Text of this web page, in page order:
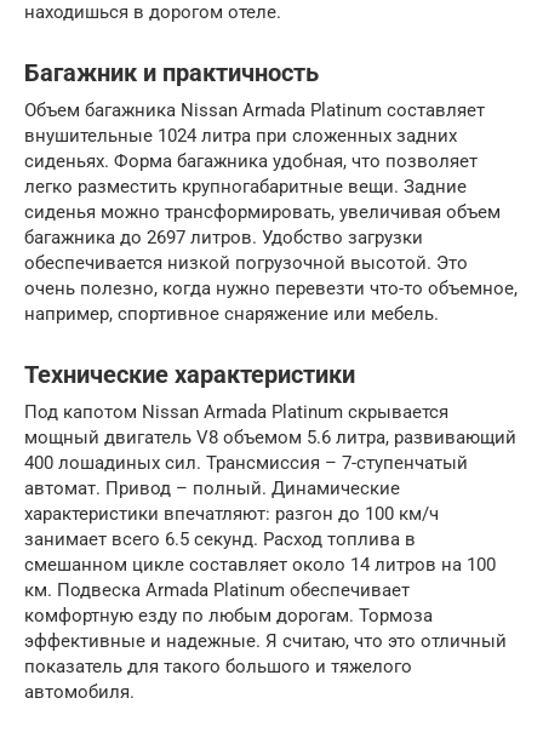
находишься в дорогом отеле.
Багажник и практичность
Объем багажника Nissan Armada Platinum составляет
внушительные 1024 литра при сложенных задних
сиденьях. Форма багажника удобная, что позволяет
легко разместить крупногабаритные вещи. Задние
сиденья можно трансформировать, увеличивая объем
багажника до 2697 литров. Удобство загрузки
обеспечивается низкой погрузочной высотой. Это
очень полезно, когда нужно перевезти что-то объемное,
например, спортивное снаряжение или мебель.
Технические характеристики
Под капотом Nissan Armada Platinum скрывается
мощный двигатель V8 объемом 5.6 литра, развивающий
400 лошадиных сил. Трансмиссия – 7-ступенчатый
автомат. Привод – полный. Динамические
характеристики впечатляют: разгон до 100 км/ч
занимает всего 6.5 секунд. Расход топлива в
смешанном цикле составляет около 14 литров на 100
км. Подвеска Armada Platinum обеспечивает
комфортную езду по любым дорогам. Тормоза
эффективные и надежные. Я считаю, что это отличный
показатель для такого большого и тяжелого
автомобиля.